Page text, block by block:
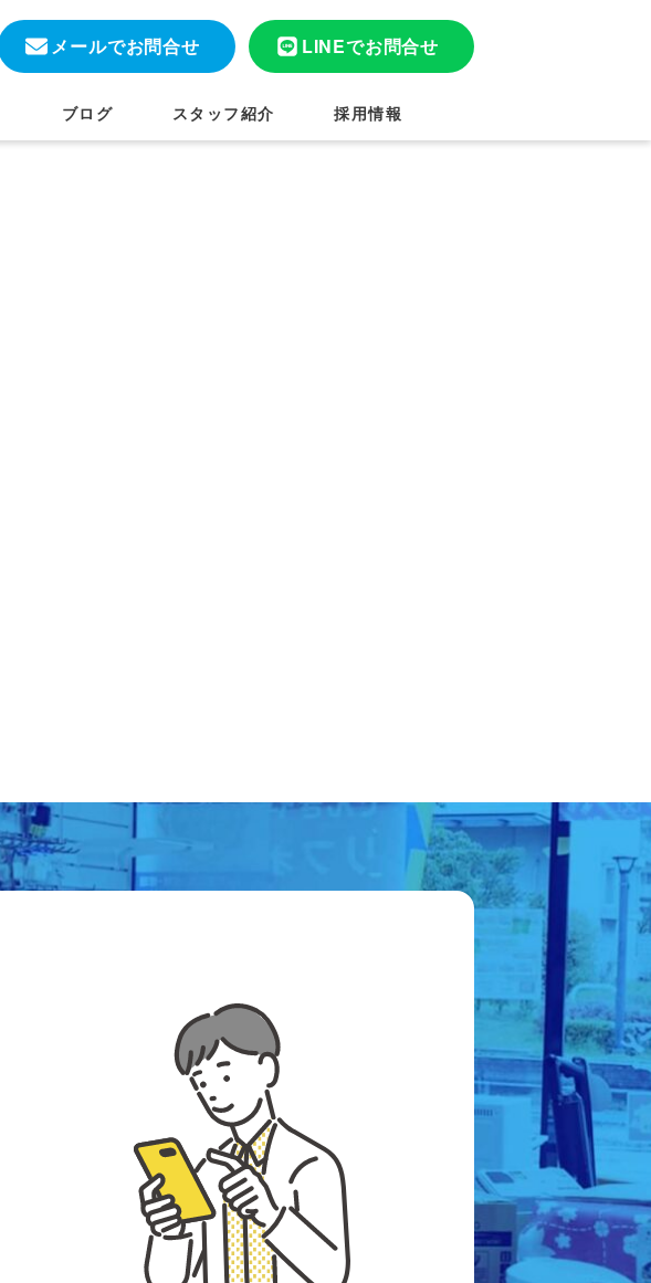
メールでお問合せ LINEでお問合せ
ブログ スタッフ紹介 採用情報